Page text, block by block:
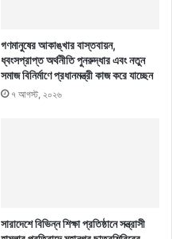
গণমানুষের আকাঙ্খার বাস্তবায়ন,
ধ্বংসপ্রাপ্ত অর্থনীতি পুনরুদ্ধার এবং নতুন
সমাজ বিনির্মাণে প্রধানমন্ত্রী কাজ করে যাচ্ছেন
৭ আগস্ট, ২০২৬
সারাদেশে বিভিন্ন শিক্ষা প্রতিষ্ঠানে সন্ত্রাসী